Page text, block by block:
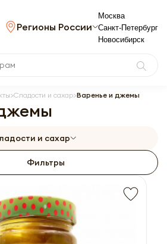
Регионы России
Москва
Санкт-Петербург
Новосибирск
Сладости и сахар Варенье и джемы
и сахар
Фильтры